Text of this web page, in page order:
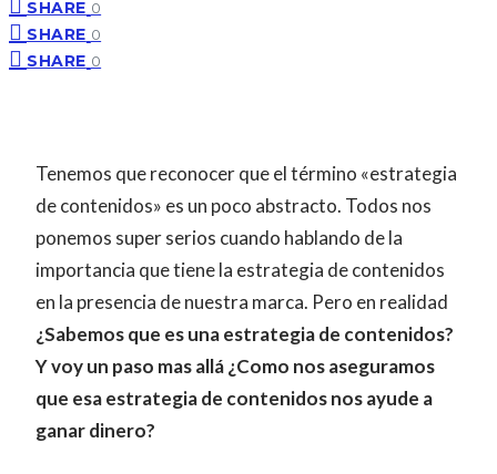
SHARE 0
SHARE 0
SHARE 0
Tenemos que reconocer que el término «estrategia
de contenidos» es un poco abstracto. Todos nos
ponemos super serios cuando hablando de la
importancia que tiene la estrategia de contenidos
en la presencia de nuestra marca. Pero en realidad
¿Sabemos que es una estrategia de contenidos?
Y voy un paso mas allá ¿Como nos aseguramos
que esa estrategia de contenidos nos ayude a
ganar dinero?